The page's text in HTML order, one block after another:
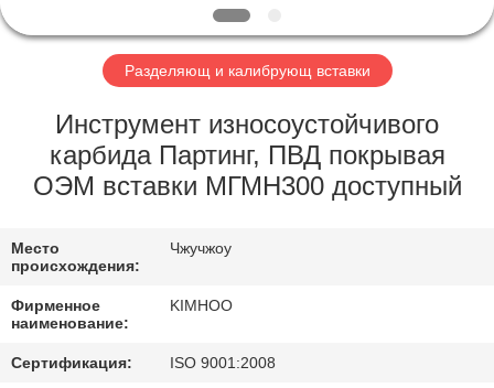
ПУТЕШЕСТВИЕ
ФАБРИКИ
ПРОВЕРКА
КАЧЕСТВА
СВЯЖИТЕСЬ
МЫ
НОВОСТИ
Разделяющ и калибрующ вставки
Инструмент износоустойчивого
карбида Партинг, ПВД покрывая
ОЭМ вставки МГМН300 доступный
Место
происхождения:
Чжучжоу
Фирменное
наименование:
KIMHOO
Сертификация: ISO 9001:2008